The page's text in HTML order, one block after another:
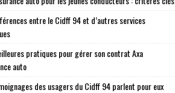
entre le Cidff 94 et d’autres services
pratiques pour gérer son contrat Axa
auto
des usagers du Cidff 94 parlent pour eux